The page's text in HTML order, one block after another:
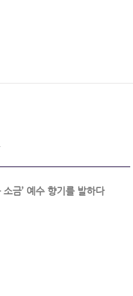
소금’ 예수 향기를 발하다